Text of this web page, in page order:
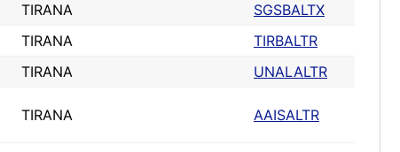
TIRANA
SGSBALTX
TIRANA
TIRBALTR
TIRANA UNALALTR
TIRANA AAISALTR